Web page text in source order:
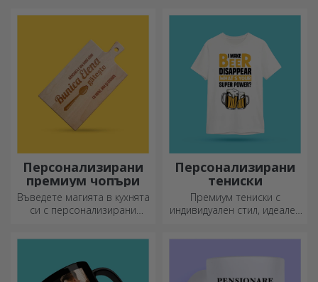
Персонализирани
премиум чопъри
Въведете магията в кухнята
си с персонализирани
Персонализирани
тениски
Премиум тениски с
индивидуален стил, идеален